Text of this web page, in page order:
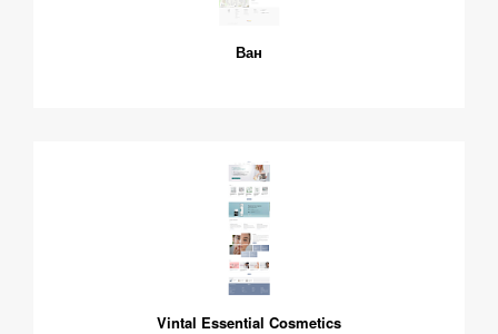
Ван
Vintal Essential Cosmetics